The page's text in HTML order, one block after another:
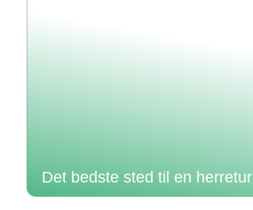
Det bedste sted til en herretur